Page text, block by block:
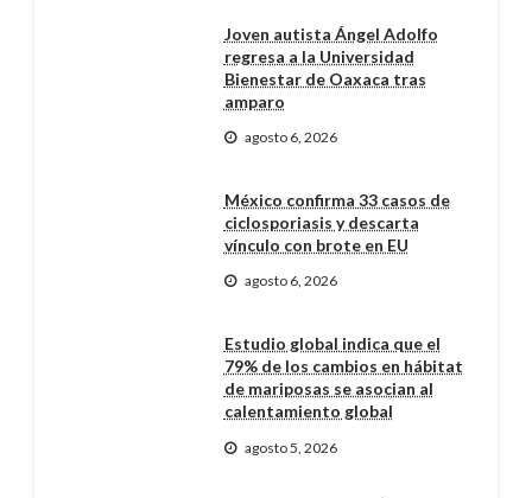
Joven autista Ángel Adolfo
regresa a la Universidad
Bienestar de Oaxaca tras
amparo
agosto 6, 2026
México confirma 33 casos de
ciclosporiasis y descarta
vínculo con brote en EU
agosto 6, 2026
Estudio global indica que el
79% de los cambios en hábitat
de mariposas se asocian al
calentamiento global
agosto 5, 2026